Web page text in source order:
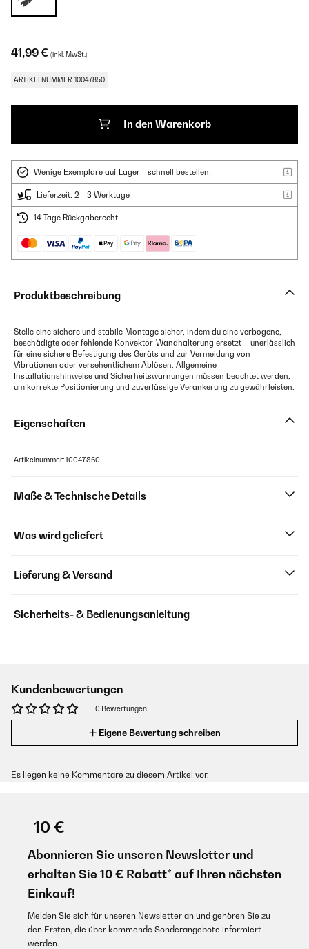
41,99 € (inkl. MwSt.)
ARTIKELNUMMER: 10047850
In den Warenkorb
Wenige Exemplare auf Lager - schnell bestellen!
Lieferzeit: 2 - 3 Werktage
14 Tage Rückgaberecht
Produktbeschreibung
Stelle eine sichere und stabile Montage sicher, indem du eine verbogene,
beschädigte oder fehlende Konvektor-Wandhalterung ersetzt – unerlässlich
für eine sichere Befestigung des Geräts und zur Vermeidung von
Vibrationen oder versehentlichem Ablösen. Allgemeine
Installationshinweise und Sicherheitswarnungen müssen beachtet werden,
um korrekte Positionierung und zuverlässige Verankerung zu gewährleisten.
Eigenschaften
Artikelnummer: 10047850
Maße & Technische Details
Was wird geliefert
Lieferung & Versand
Sicherheits- & Bedienungsanleitung
Kundenbewertungen
0 Bewertungen
Eigene Bewertung schreiben
Es liegen keine Kommentare zu diesem Artikel vor.
-10 €
Abonnieren Sie unseren Newsletter und
erhalten Sie 10 € Rabatt* auf Ihren nächsten
Einkauf!
Melden Sie sich für unseren Newsletter an und gehören Sie zu
den Ersten, die über kommende Sonderangebote informiert
werden.